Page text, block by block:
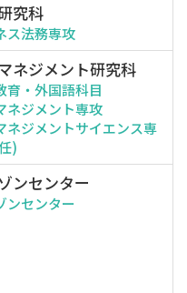
究科
ス法務専攻
ネジメント研究科
育・外国語科目
ネジメント専攻
ネジメントサイエンス専
)
ンセンター
ンセンター